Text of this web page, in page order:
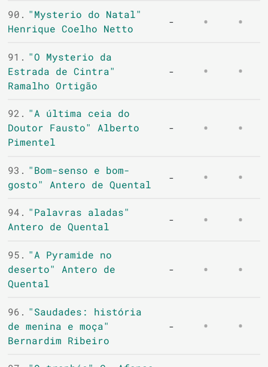
90. "Mysterio do Natal"
Henrique Coelho Netto
-
91. "O Mysterio da
Estrada de Cintra"
Ramalho Ortigão
-
92. "A última ceia do
Doutor Fausto" Alberto
Pimentel
-
93. "Bom-senso e bom-
gosto" Antero de Quental
-
94. "Palavras aladas"
Antero de Quental
-
95. "A Pyramide no
deserto" Antero de
Quental
-
96. "Saudades: história
de menina e moça"
Bernardim Ribeiro
-